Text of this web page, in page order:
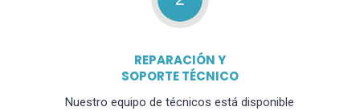
REPARACIÓN Y
SOPORTE TÉCNICO
Nuestro equipo de técnicos está disponible